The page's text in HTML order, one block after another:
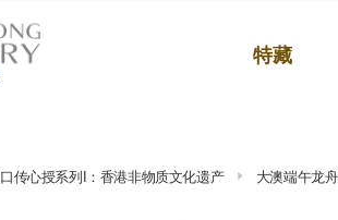
特藏
口传心授系列I：香港非物质文化遗产 大澳端午龙